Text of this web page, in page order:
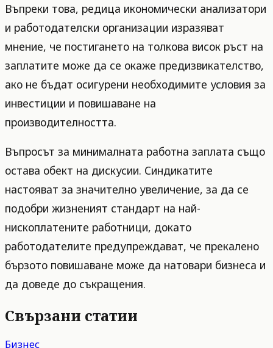
Въпреки това, редица икономически анализатори
и работодателски организации изразяват
мнение, че постигането на толкова висок ръст на
заплатите може да се окаже предизвикателство,
ако не бъдат осигурени необходимите условия за
инвестиции и повишаване на
производителността.
Въпросът за минималната работна заплата също
остава обект на дискусии. Синдикатите
настояват за значително увеличение, за да се
подобри жизненият стандарт на най-
нископлатените работници, докато
работодателите предупреждават, че прекалено
бързото повишаване може да натовари бизнеса и
да доведе до съкращения.
Свързани статии
Бизнес